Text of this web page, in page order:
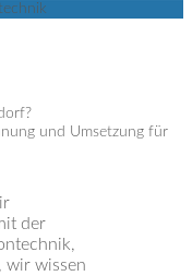
und Umsetzung für
der
wir wissen